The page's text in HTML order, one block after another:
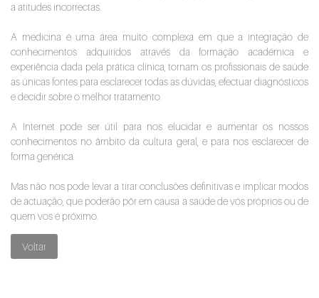
a atitudes incorrectas.
A medicina é uma área muito complexa em que a integração de
conhecimentos adquiridos através da formação académica e
experiência dada pela prática clínica, tornam os profissionais de saúde
as únicas fontes para esclarecer todas as dúvidas, efectuar diagnósticos
e decidir sobre o melhor tratamento.
A Internet pode ser útil para nos elucidar e aumentar os nossos
conhecimentos no âmbito da cultura geral, e para nos esclarecer de
forma genérica.
Mas não nos pode levar a tirar conclusões definitivas e implicar modos
de actuação, que poderão pôr em causa a saúde de vós próprios ou de
quem vos é próximo.
Voltar